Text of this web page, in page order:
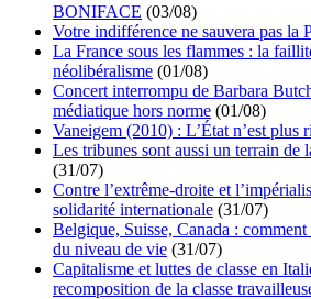
BONIFACE (03/08)
Votre indifférence ne sauvera pas la
La France sous les flammes : la
néolibéralisme (01/08)
Concert interrompu de Barbara
médiatique hors norme (01/08)
Vaneigem (2010) : L’État n’est plus
Les tribunes sont aussi un terrain de
(31/07)
Contre l’extrême-droite et
solidarité internationale (31/07)
Belgique, Suisse, Canada :
du niveau de vie (31/07)
Capitalisme et luttes de classe en
recomposition de la classe